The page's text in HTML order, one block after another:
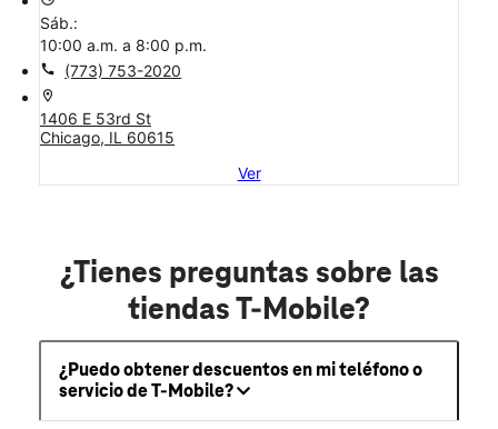
Sáb.:
10:00 a.m. a 8:00 p.m.
call (773) 753-2020
location_on
1406 E 53rd St
Chicago, IL 60615
Ver
¿Tienes preguntas sobre las
tiendas T-Mobile?
¿Puedo obtener descuentos en mi teléfono o
servicio de T-Mobile?